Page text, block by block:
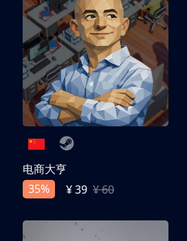
电商大亨
35%
¥ 39 ¥ 60